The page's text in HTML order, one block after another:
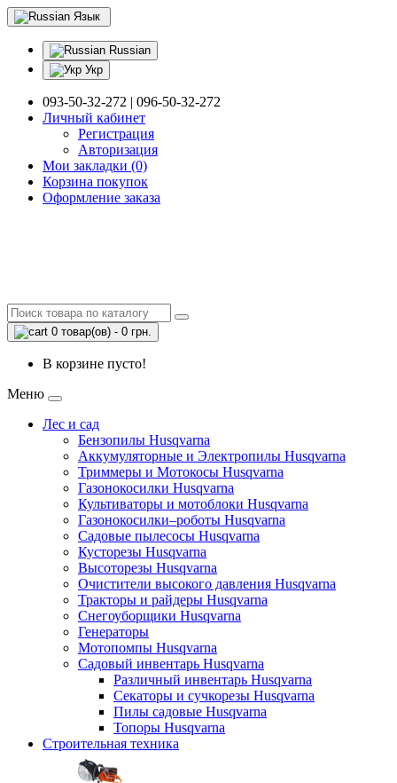
Язык
Russian
Укр
093-50-32-272 | 096-50-32-272
Личный кабинет
Регистрация
Авторизация
Мои закладки (0)
Корзина покупок
Оформление заказа
0 товар(ов) - 0 грн.
В корзине пусто!
Меню
Лес и сад
Бензопилы Husqvarna
Аккумуляторные и Электропилы Нusqvarna
Триммеры и Мотокосы Нusqvarna
Газонокосилки Husqvarna
Культиваторы и мотоблоки Husqvarna
Газонокосилки–роботы Husqvarna
Садовые пылесосы Husqvarna
Кусторезы Husqvarna
Высоторезы Husqvarna
Очистители высокого давления Husqvarna
Тракторы и райдеры Husqvarna
Снегоуборщики Husqvarna
Генераторы
Мотопомпы Husqvarna
Садовый инвентарь Husqvarna
Различный инвентарь Husqvarna
Секаторы и сучкорезы Husqvarna
Пилы садовые Husqvarna
Топоры Husqvarna
Строительная техника